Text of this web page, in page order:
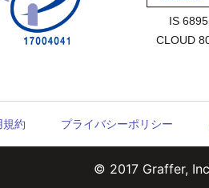
IS
CLOUD
規約 プライバシーポリシー
© 2017 Graffer,